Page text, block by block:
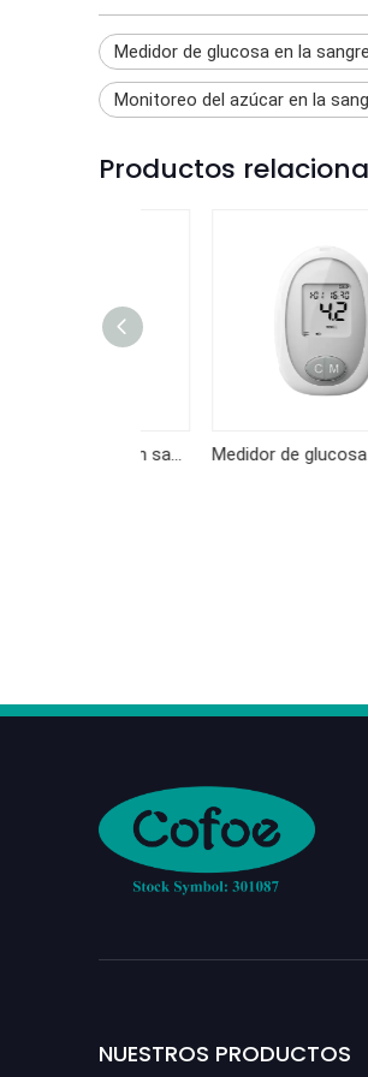
Medidor de glucosa en la sangre
Monitoreo del azúcar en la
Productos
Medidor de glucosa en sangre KF-B10
NUESTROS PRODUCTOS